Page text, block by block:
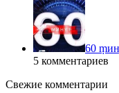
60
5 комментариев
Свежие комментарии